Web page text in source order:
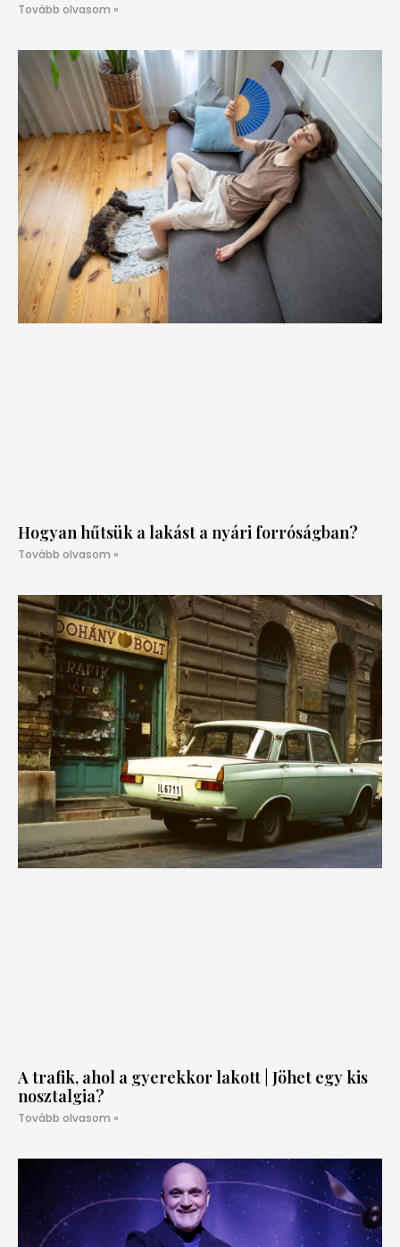
Tovább olvasom »
Hogyan hűtsük a lakást a nyári forróságban?
Tovább olvasom »
A trafik, ahol a gyerekkor lakott | Jöhet egy kis
nosztalgia?
Tovább olvasom »